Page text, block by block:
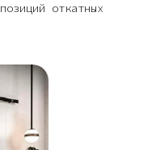
откатных